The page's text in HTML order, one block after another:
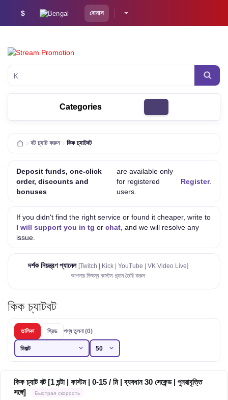
$ বোনাস
YouTube
Categories
বট চ্যাট করুন কিক চ্যাটবট
Deposit funds, one-click
order, discounts and
bonuses
are available only
for registered
users.
Register.
If you didn't find the right service or found it cheaper, write to
I will support you in tg or chat , and we will resolve any
issue.
দর্শক নিয়ন্ত্রণ প্যানেল [Twitch | Kick | YouTube | VK Video Live]
আপনার নিজস্ব কাস্টম প্ল্যান তৈরি করুন
কিক চ্যাটবট
তালিকা গ্রিড পণ্য তুলনা (0)
কিক চ্যাট বট [1 ঘন্টা | কাস্টম | 0-15 / মি | ব্যবধান 30 সেকেন্ড | পুনরাবৃত্তি
সঙ্গে]
Быстрая скорость